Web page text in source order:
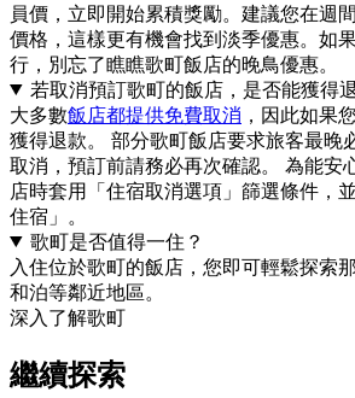
員價，立即開始累積獎勵。建議您在週
價格，這樣更有機會找到淡季優惠。如
行，別忘了瞧瞧歌町飯店的晚鳥優惠。
若取消預訂歌町的飯店，是否能獲得
大多數飯店都提供免費取消 ，因此如果
獲得退款。 部分歌町飯店要求旅客最晚
取消，預訂前請務必再次確認。 為能安
店時套用「住宿取消選項」篩選條件，
住宿」。
歌町是否值得一住？
入住位於歌町的飯店，您即可輕鬆探索
和泊等鄰近地區。
深入了解歌町
繼續探索